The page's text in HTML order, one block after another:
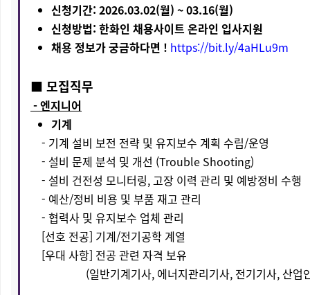
신청기간: 2026.03.02(월) ~ 03.16(월)
신청방법: 한화인 채용사이트 온라인 입사지원
채용 정보가 궁금하다면 ! https://bit.ly/4aHLu9m
■ 모집직무
- 엔지니어
기계
- 기계 설비 보전 전략 및 유지보수 계획 수립/운영
- 설비 문제 분석 및 개선 (Trouble Shooting)
- 설비 건전성 모니터링, 고장 이력 관리 및 예방정비 수행
- 예산/정비 비용 및 부품 재고 관리
- 협력사 및 유지보수 업체 관리
[선호 전공] 기계/전기공학 계열
[우대 사항] 전공 관련 자격 보유
(일반기계기사, 에너지관리기사, 전기기사, 산업안